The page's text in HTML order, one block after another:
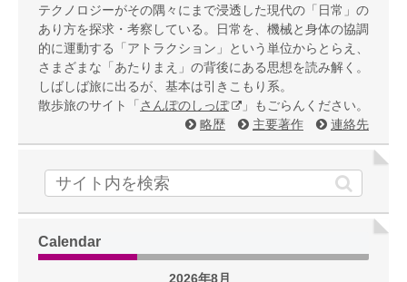
テクノロジーがその隅々にまで浸透した現代の「日常」の
あり方を探求・考察している。日常を、機械と身体の協調
的に運動する「アトラクション」という単位からとらえ、
さまざまな「あたりまえ」の背後にある思想を読み解く。
しばしば旅に出るが、基本は引きこもり系。
散歩旅のサイト「 さんぽのしっぽ
」もごらんください。
略歴
主要著作 連絡先
Calendar
2026年8月